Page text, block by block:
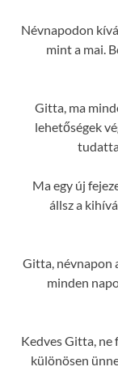
Névnapodon
mint a mai.
Gitta, ma
lehetőségek
Ma egy új
állsz a
Gitta, névnapon
minden
Kedves Gitta, ne
különösen